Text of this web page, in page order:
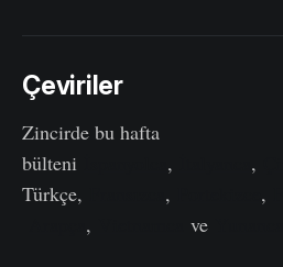
Çeviriler
Zincirde bu hafta
bülteni
, ,
Türkçe,
, ,
, ve